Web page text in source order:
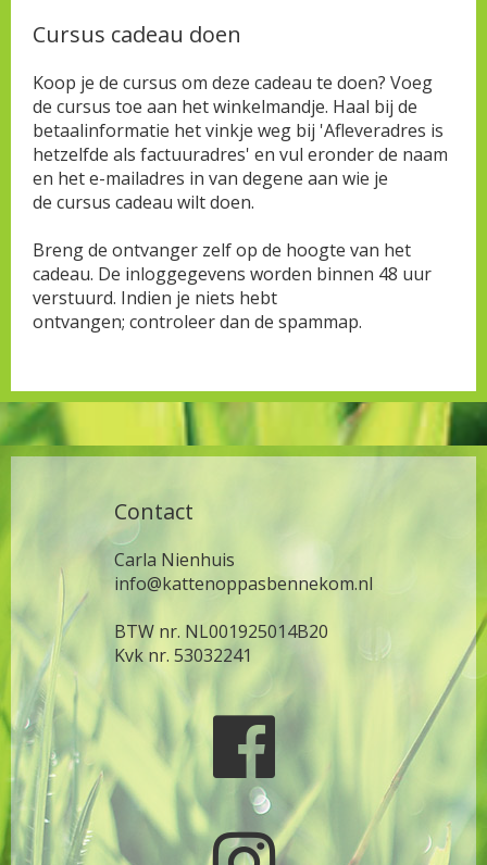
Cursus cadeau doen
Koop je de cursus om deze cadeau te doen? Voeg
de cursus toe aan het winkelmandje. Haal bij de
betaalinformatie het vinkje weg bij 'Afleveradres is
hetzelfde als factuuradres' en vul eronder de naam
en het e-mailadres in van degene aan wie je
de cursus cadeau wilt doen.
Breng de ontvanger zelf op de hoogte van het
cadeau. De inloggegevens worden binnen 48 uur
verstuurd. Indien je niets hebt
ontvangen; controleer dan de spammap.
Contact
Carla Nienhuis
info@kattenoppasbennekom.nl
BTW nr. NL001925014B20
Kvk nr. 53032241
